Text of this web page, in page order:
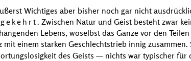
Wichtiges aber bisher noch gar nicht
. Zwischen Natur und Geist besteht zwar
Lebens, woselbst das Ganze vor den
mit einem starken Geschlechtstrieb innig
des Geists — nichts war typischer für